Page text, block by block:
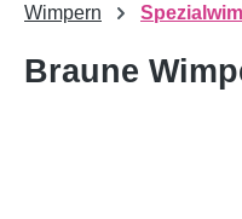
Wimpern
Braune